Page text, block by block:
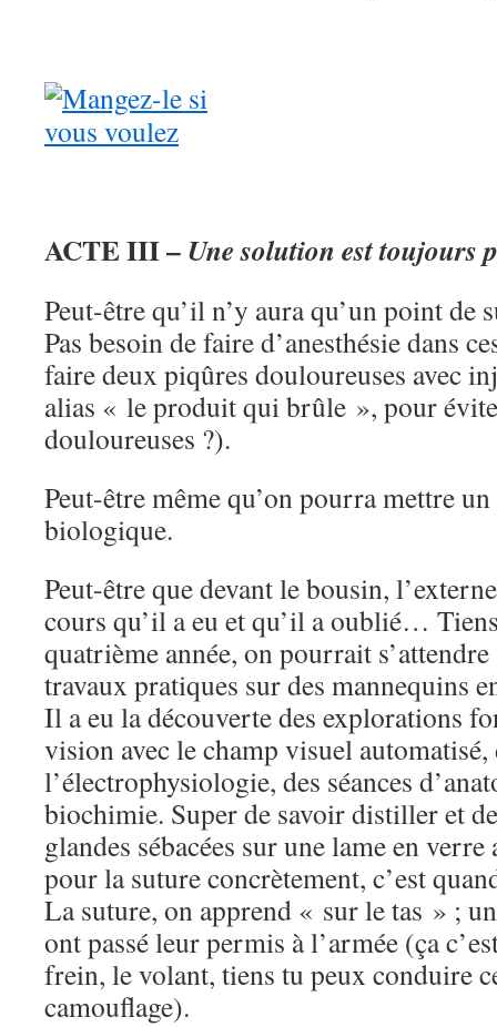
ACTE III –Une solution est toujours
Peut-être qu’il n’y aura qu’un point de
Pas besoin de faire d’anesthésie dans
faire deux piqûres douloureuses avec
alias « le produit qui brûle », pour
douloureuses ?).
Peut-être même qu’on pourra mettre
biologique.
Peut-être que devant le bousin,
cours qu’il a eu et qu’il a oublié…
quatrième année, on pourrait s’attendre
travaux pratiques sur des mannequins
Il a eu la découverte des explorations
vision avec le champ visuel
l’électrophysiologie, des séances
biochimie. Super de savoir distiller et
glandes sébacées sur une lame en
pour la suture concrètement, c’est
La suture, on apprend « sur le tas » ;
ont passé leur permis à l’armée (ça
frein, le volant, tiens tu peux conduire
camouflage).